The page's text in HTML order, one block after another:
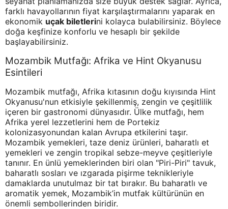
farklı havayollarının fiyat karşılaştırmalarını yaparak en
ekonomik uçak biletlerini kolayca bulabilirsiniz. Böylece
doğa keşfinize konforlu ve hesaplı bir şekilde
başlayabilirsiniz.
Mozambik Mutfağı: Afrika ve Hint Okyanusu
Esintileri
Mozambik mutfağı, Afrika kıtasının doğu kıyısında Hint
Okyanusu'nun etkisiyle şekillenmiş, zengin ve çeşitlilik
içeren bir gastronomi dünyasıdır. Ülke mutfağı, hem
Afrika yerel lezzetlerini hem de Portekiz
kolonizasyonundan kalan Avrupa etkilerini taşır.
Mozambik yemekleri, taze deniz ürünleri, baharatlı et
yemekleri ve zengin tropikal sebze-meyve çeşitleriyle
tanınır. En ünlü yemeklerinden biri olan "Piri-Piri" tavuk,
baharatlı sosları ve ızgarada pişirme teknikleriyle
damaklarda unutulmaz bir tat bırakır. Bu baharatlı ve
aromatik yemek, Mozambik’in mutfak kültürünün en
önemli sembollerinden biridir.